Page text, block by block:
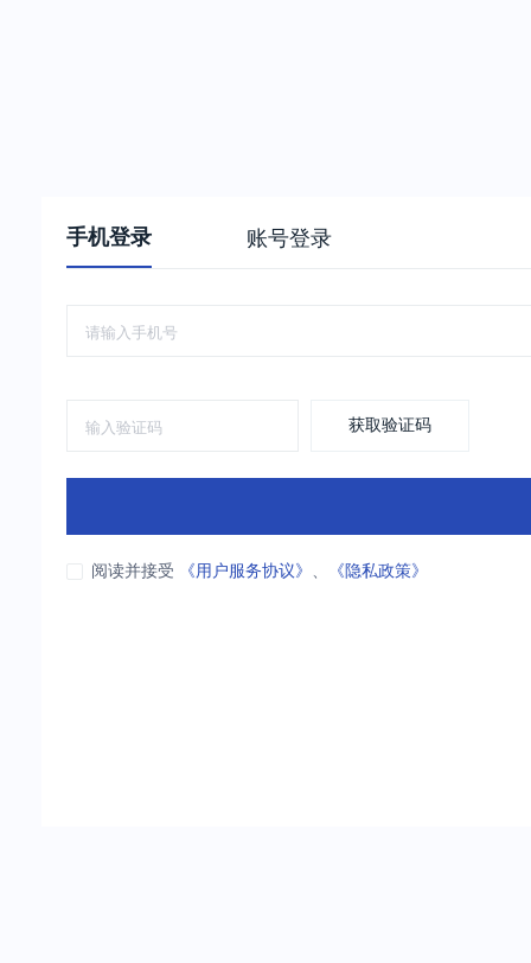
手机登录 账号登录
获取验证码
阅读并接受 《用户服务协议》 、 《隐私政策》